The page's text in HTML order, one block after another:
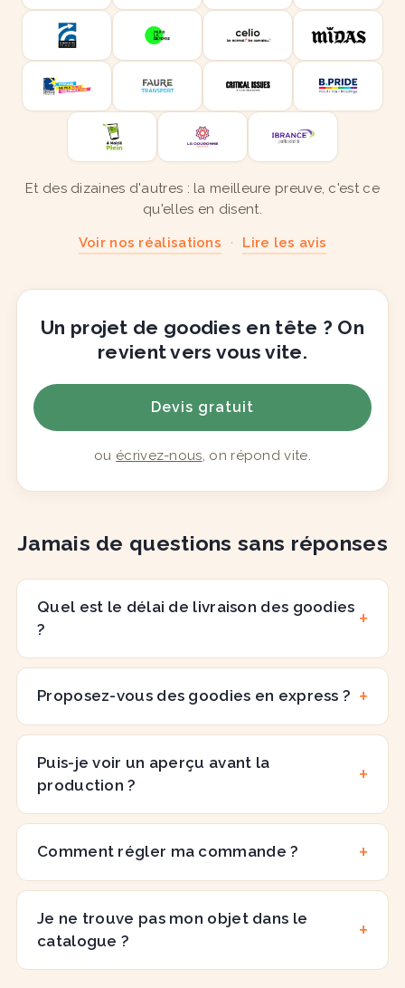
Et des dizaines d'autres : la meilleure preuve, c'est ce
qu'elles en disent.
Voir nos réalisations · Lire les avis
Un projet de goodies en tête ? On
revient vers vous vite.
Devis gratuit
ou écrivez-nous, on répond vite.
Jamais de questions sans réponses
Quel est le délai de livraison des goodies
?
Proposez-vous des goodies en express ?
Puis-je voir un aperçu avant la
production ?
Comment régler ma commande ?
Je ne trouve pas mon objet dans le
catalogue ?